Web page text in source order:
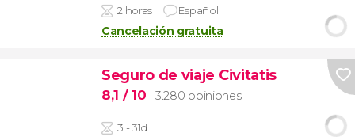
2 horas Español
Cancelación gratuita
Seguro de viaje Civitatis
8,1 / 10 3.280 opiniones
3 - 31d